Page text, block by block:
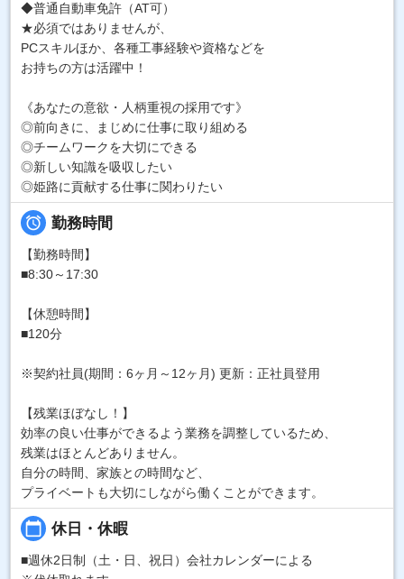
◆普通自動車免許（AT可）
★必須ではありませんが、
PCスキルほか、各種工事経験や資格などを
お持ちの方は活躍中！
《あなたの意欲・人柄重視の採用です》
◎前向きに、まじめに仕事に取り組める
◎チームワークを大切にできる
◎新しい知識を吸収したい
◎姫路に貢献する仕事に関わりたい
 勤務時間
【勤務時間】
■8:30～17:30
【休憩時間】
■120分
※契約社員(期間：6ヶ月～12ヶ月) 更新：正社員登用
【残業ほぼなし！】
効率の良い仕事ができるよう業務を調整しているため、
残業はほとんどありません。
自分の時間、家族との時間など、
プライベートも大切にしながら働くことができます。
calendar_today 休日・休暇
■週休2日制（土・日、祝日）会社カレンダーによる